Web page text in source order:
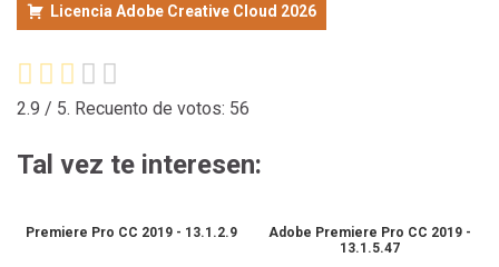
Licencia Adobe Creative Cloud 2026
2.9 / 5. Recuento de votos: 56
Tal vez te interesen:
Premiere Pro CC 2019 - 13.1.2.9
Adobe Premiere Pro CC 2019 -
13.1.5.47